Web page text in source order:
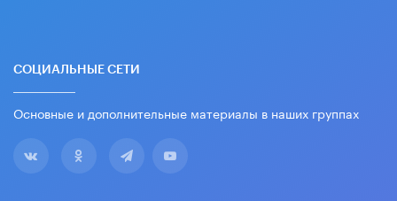
СОЦИАЛЬНЫЕ СЕТИ
Основные и дополнительные материалы в наших группах